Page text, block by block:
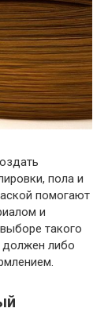
пола и
помогают
и
такого
должен либо